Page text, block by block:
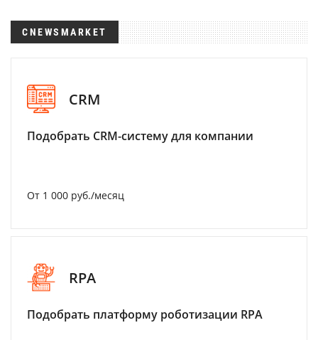
CNEWSMARKET
CRM
Подобрать CRM-систему для компании
От 1 000 руб./месяц
RPA
Подобрать платформу роботизации RPA